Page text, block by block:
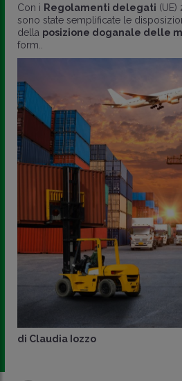
Con i Regolamenti delegati
sono state semplificate le
della posizione doganale delle
form..
di Claudia Iozzo